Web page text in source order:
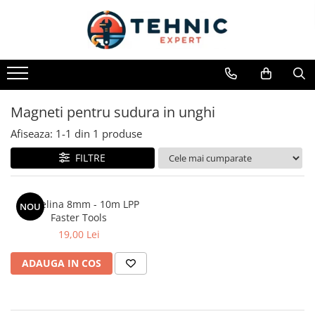
Toate Produsele
Accesorii pentru scule electrice
Accesorii pentru sculele pe aer
Alte accesorii pentru scule
electrice
Biti, prelungitoare si accesorii
Mixere pentru material
Panze pentru pendular si ferastrau
sabie
Perii sarma
Benzi adezive, avertizare si
reparatii
Benzi anti-alunecare
Magneti pentru sudura in unghi
Afiseaza: 1-1 din 1 produse
FILTRE
NOU
Cordelina 8mm - 10m LPP
Faster Tools
19,00 Lei
ADAUGA IN COS